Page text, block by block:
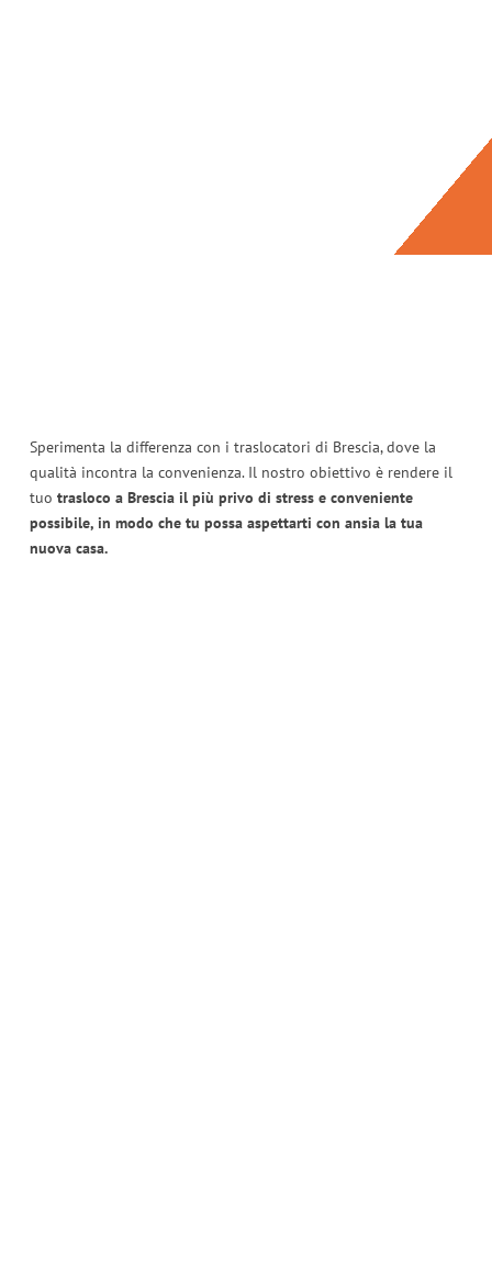
Sperimenta la differenza con i traslocatori di Brescia, dove la
qualità incontra la convenienza. Il nostro obiettivo è rendere il
tuo trasloco a Brescia il più privo di stress e conveniente
possibile, in modo che tu possa aspettarti con ansia la tua
nuova casa.